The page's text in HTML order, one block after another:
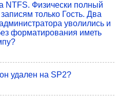
NTFS. Физически полный
только Гость. Два
уволились и
форматирования иметь
удален на SP2?